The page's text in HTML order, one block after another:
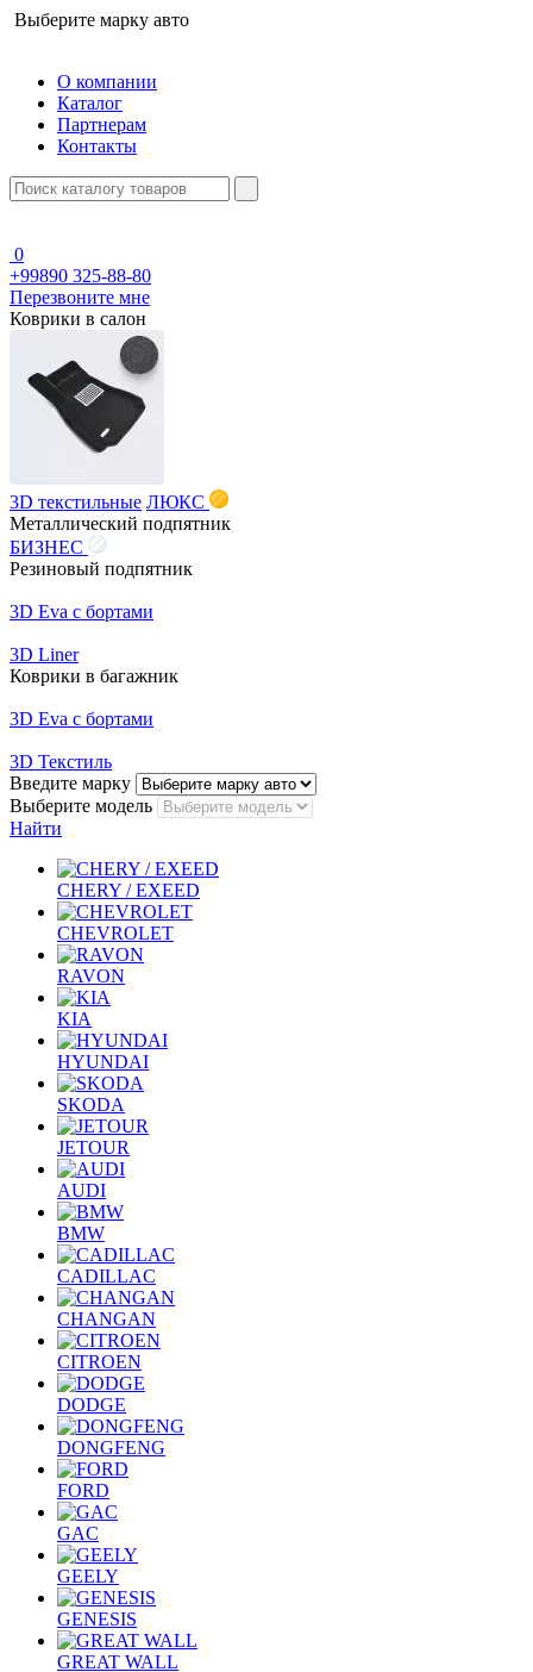
Выберите марку авто
О компании
Каталог
Партнерам
Контакты
0
+99890 325-88-80
Перезвоните мне
Коврики в салон
3D текстильные ЛЮКС
Металлический подпятник
БИЗНЕС
Резиновый подпятник
3D Eva с бортами
3D Liner
Коврики в багажник
3D Eva с бортами
3D Текстиль
Введите марку
Выберите модель
Найти
CHERY / EXEED
CHEVROLET
RAVON
KIA
HYUNDAI
SKODA
JETOUR
AUDI
BMW
CADILLAC
CHANGAN
CITROEN
DODGE
DONGFENG
FORD
GAC
GEELY
GENESIS
GREAT WALL